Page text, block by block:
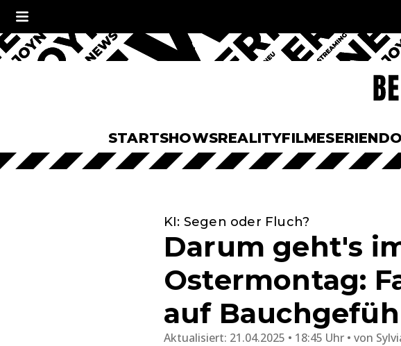
STARTSHOWSREALITYFILMESERIEN
KI: Segen oder Fluch?
Darum geht's
Ostermontag:
auf
Aktualisiert: 21.04.2025 • 18:45 Uhr von